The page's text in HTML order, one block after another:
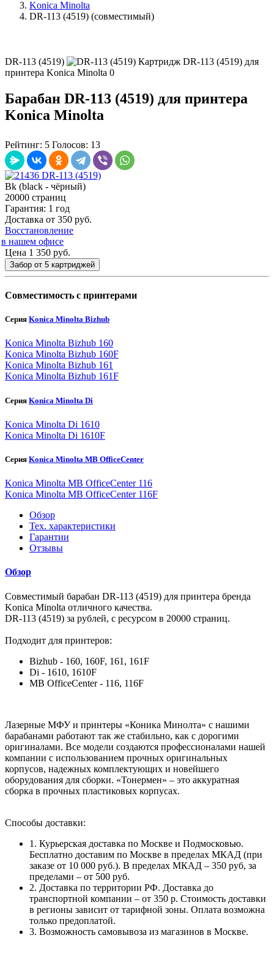
Konica Minolta
DR-113 (4519) (совместимый)
DR-113 (4519)
Картридж DR-113 (4519) для
принтера Konica Minolta 0
Барабан DR-113 (4519) для принтера
Konica Minolta
Рейтинг: 5 Голосов: 13
Bk (black - чёрный)
20000 страниц
Гарантия: 1 год
Доставка от 350 руб.
Восстановление
в нашем офисе
Цена 1 350 руб.
Забор от 5 картриджей
Совместимость с принтерами
Серия Konica Minolta Bizhub
Konica Minolta Bizhub 160
Konica Minolta Bizhub 160F
Konica Minolta Bizhub 161
Konica Minolta Bizhub 161F
Серия Konica Minolta Di
Konica Minolta Di 1610
Konica Minolta Di 1610F
Серия Konica Minolta MB OfficeCenter
Konica Minolta MB OfficeCenter 116
Konica Minolta MB OfficeCenter 116F
Обзор
Тех. характеристики
Гарантии
Отзывы
Обзор
Совместимый барабан DR-113 (4519) для принтера бренда
Konica Minolta отличного качества.
DR-113 (4519) за рублей, с ресурсом в 20000 страниц.
Подходит для принтеров:
Bizhub - 160, 160F, 161, 161F
Di - 1610, 1610F
MB OfficeCenter - 116, 116F
Лазерные МФУ и принтеры «Коника Минолта» с нашими
барабанами работают так же стабильно, как с дорогими
оригиналами. Все модели создаются профессионалами нашей
компании с использованием прочных оригинальных
корпусов, надежных комплектующих и новейшего
оборудования для сборки. «Тонермен» – это аккуратная
сборка в прочных пластиковых корпусах.
Способы доставки:
1. Курьерская доставка по Москве и Подмосковью.
Бесплатно доставим по Москве в пределах МКАД (при
заказе от 10 000 руб.). В пределах МКАД – 350 руб, за
пределами – от 500 руб.
2. Доставка по территории РФ. Доставка до
транспортной компании – от 350 р. Стоимость доставки
в регионы зависит от тарифной зоны. Оплата возможна
только предоплатой.
3. Возможность самовывоза из магазинов в Москве.